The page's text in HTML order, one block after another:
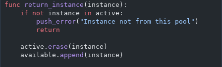
func return_instance (instance):
    if
not instance in active:
        push_error
( "Instance not from this pool" )
        return
    active.
erase (instance)
    available.
append (instance)